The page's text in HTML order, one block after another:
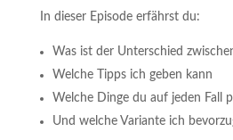
In dieser Episode erfährst du:
Was ist der Unterschied
Welche Tipps ich geben kann
Welche Dinge du auf jeden Fall
Und welche Variante ich